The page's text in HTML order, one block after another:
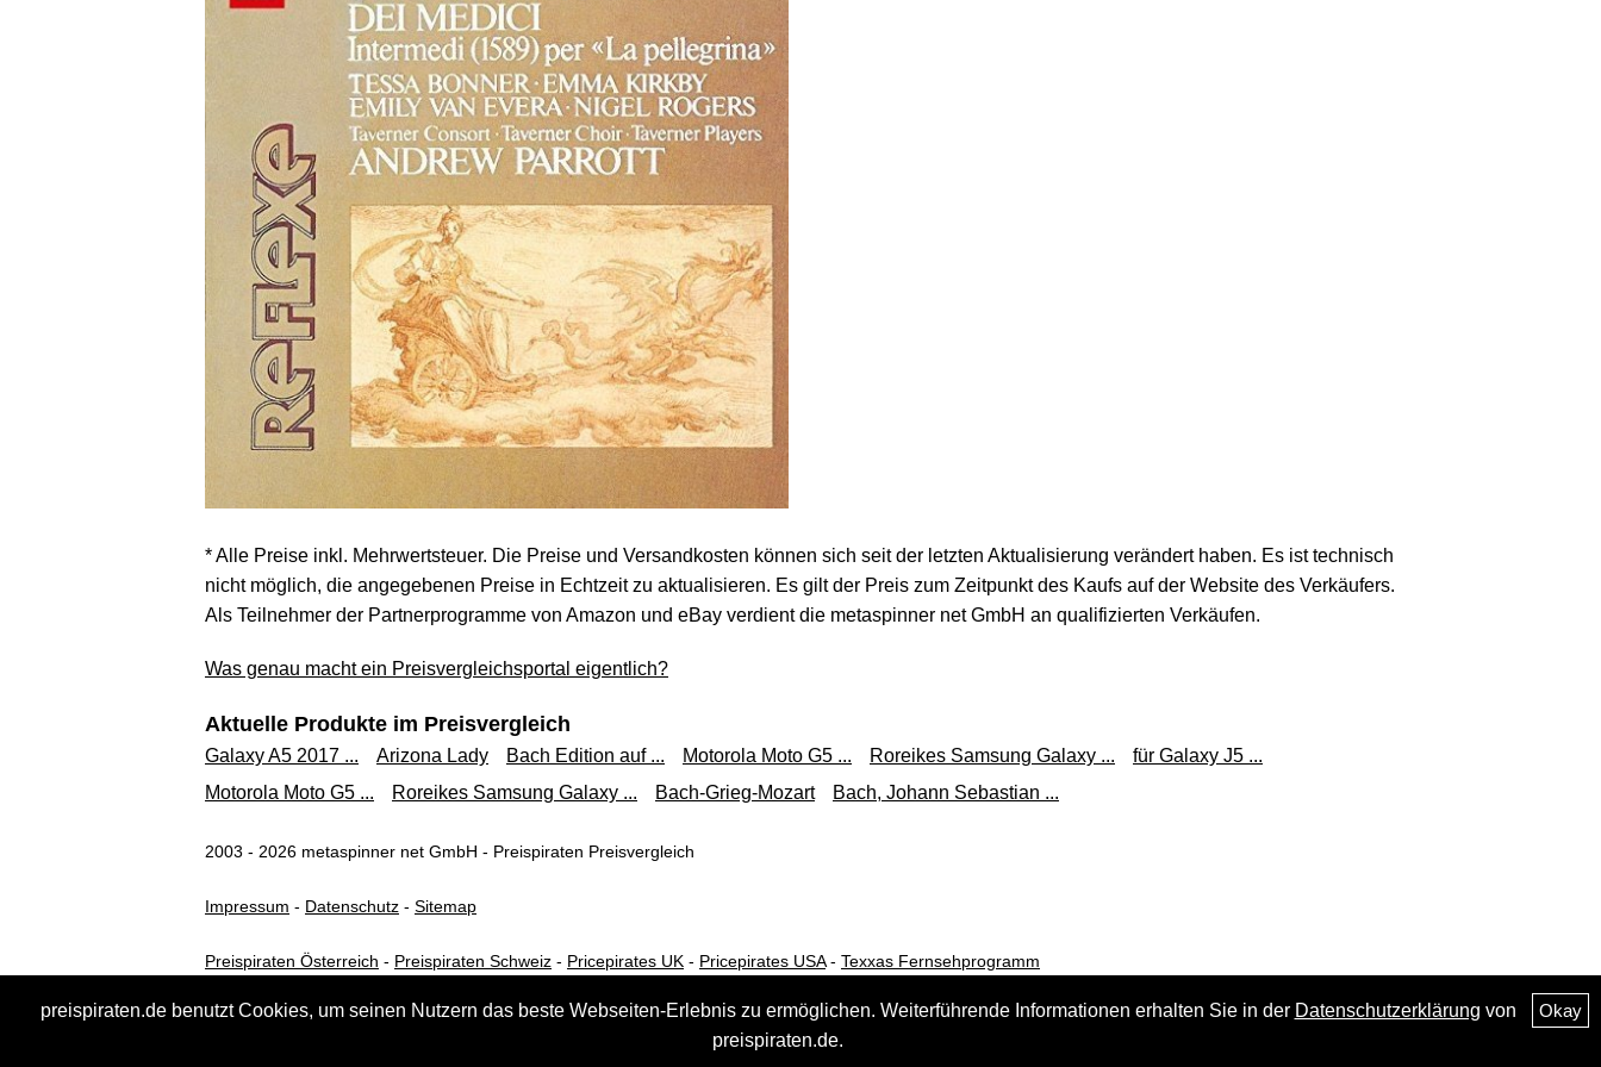
* Alle Preise inkl. Mehrwertsteuer. Die Preise und Versandkosten können sich seit der letzten Aktualisierung verändert haben. Es ist technisch
nicht möglich, die angegebenen Preise in Echtzeit zu aktualisieren. Es gilt der Preis zum Zeitpunkt des Kaufs auf der Website des Verkäufers.
Als Teilnehmer der Partnerprogramme von Amazon und eBay verdient die metaspinner net GmbH an qualifizierten Verkäufen.
Was genau macht ein Preisvergleichsportal eigentlich?
Aktuelle Produkte im Preisvergleich
Galaxy A5 2017 ... Arizona Lady Bach Edition auf ... Motorola Moto G5 ... Roreikes Samsung Galaxy ...
für Galaxy J5 ...
Motorola Moto G5 ...
Roreikes Samsung Galaxy ... Bach-Grieg-Mozart Bach, Johann Sebastian ...
2003 - 2026 metaspinner net GmbH - Preispiraten Preisvergleich
Impressum - Datenschutz - Sitemap
Preispiraten Österreich - Preispiraten Schweiz - Pricepirates UK - Pricepirates USA- Texxas Fernsehprogramm
Okay
preispiraten.de benutzt Cookies, um seinen Nutzern das beste Webseiten-Erlebnis zu ermöglichen. Weiterführende Informationen erhalten Sie in der Datenschutzerklärung von
preispiraten.de.